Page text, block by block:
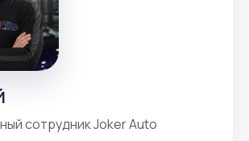
сотрудник Joker Auto